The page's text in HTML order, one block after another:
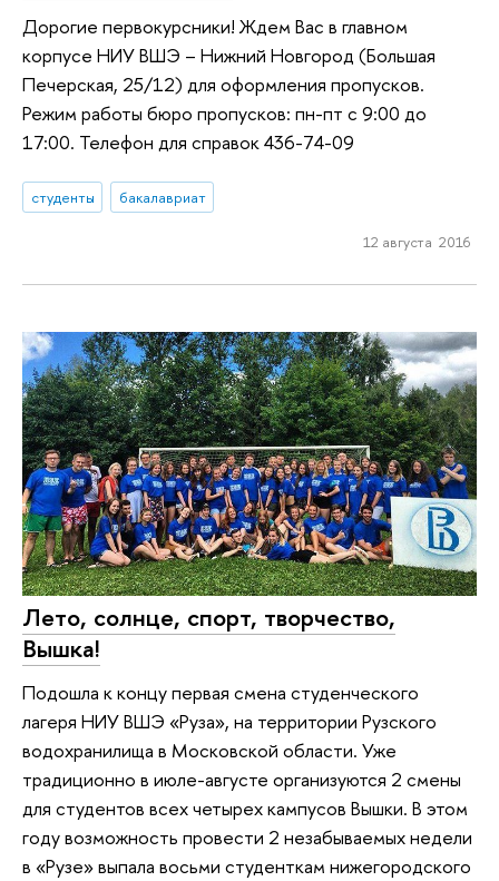
Дорогие первокурсники! Ждем Вас в главном
корпусе НИУ ВШЭ – Нижний Новгород (Большая
Печерская, 25/12) для оформления пропусков.
Режим работы бюро пропусков: пн-пт с 9:00 до
17:00. Телефон для справок 436-74-09
студенты бакалавриат
12 августа 2016
Лето, солнце, спорт, творчество,
Вышка!
Подошла к концу первая смена студенческого
лагеря НИУ ВШЭ «Руза», на территории Рузского
водохранилища в Московской области. Уже
традиционно в июле-августе организуются 2 смены
для студентов всех четырех кампусов Вышки. В этом
году возможность провести 2 незабываемых недели
в «Рузе» выпала восьми студенткам нижегородского